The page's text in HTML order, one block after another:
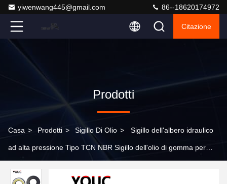
yiwenwang445@gmail.com 86--18620174972
Citazione
Prodotti
Casa > Prodotti > Sigillo Di Olio > Sigillo dell'albero idraulico
ad alta pressione Tipo TCN NBR Sigillo dell'olio di gomma per